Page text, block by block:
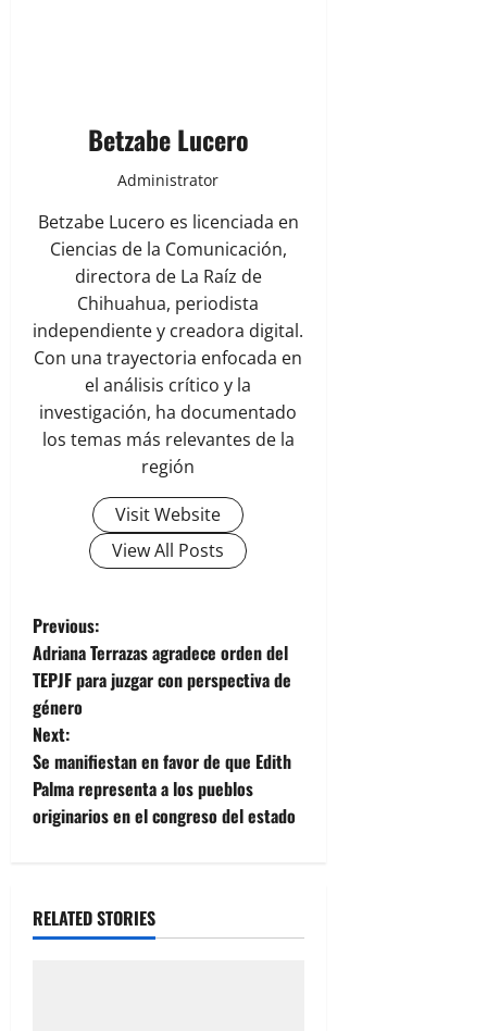
Betzabe Lucero
Administrator
Betzabe Lucero es licenciada en
Ciencias de la Comunicación,
directora de La Raíz de
Chihuahua, periodista
independiente y creadora digital.
Con una trayectoria enfocada en
el análisis crítico y la
investigación, ha documentado
los temas más relevantes de la
región
Visit Website
View All Posts
P
o
s
t
n
v
i
Previous:
Adriana Terrazas agradece orden del
TEPJF para juzgar con perspectiva de
género
Next:
Se manifiestan en favor de que Edith
Palma representa a los pueblos
originarios en el congreso del estado
RELATED STORIES